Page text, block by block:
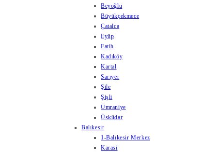
Beyoğlu
Büyükçekmece
Çatalca
Eyüp
Fatih
Kadıköy
Kartal
Sarıyer
Şile
Şişli
Ümraniye
Üsküdar
Balıkesir
1-Balıkesir Merkez
Karasi